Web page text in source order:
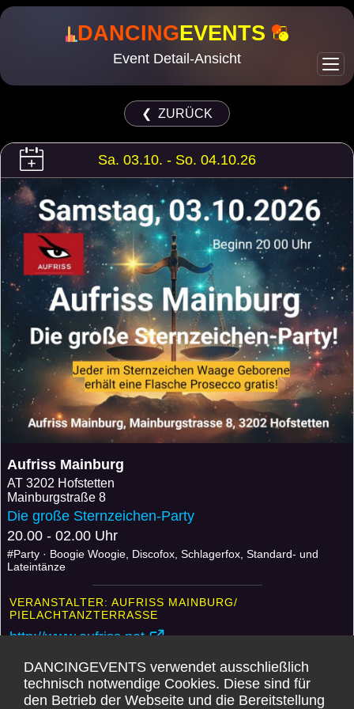
DANCINGEVENTS
Event Detail-Ansicht
❮ ZURÜCK
Sa. 03.10. - So. 04.10.26
Aufriss Mainburg
AT 3202 Hofstetten
Mainburgstraße 8
Die große Sternzeichen-Party
20.00 - 02.00 Uhr
#Party · Boogie Woogie, Discofox, Schlagerfox, Standard- und
Lateintänze
VERANSTALTER: AUFRISS MAINBURG/
PIELACHTANZTERRASSE
http://www.aufriss.net
Weitere Events Anmelden
Karte
DANCINGEVENTS verwendet ausschließlich
technisch notwendige Cookies. Diese sind für
den Betrieb der Webseite und die Bereitstellung